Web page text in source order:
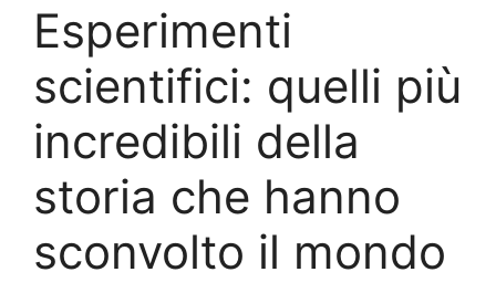
Esperimenti
scientifici: quelli più
incredibili della
storia che hanno
sconvolto il mondo